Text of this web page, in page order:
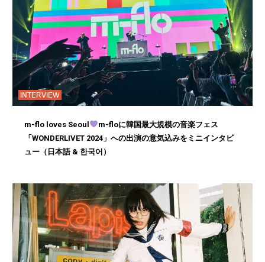
INTERVIEW
m-flo loves Seoul
m-floに韓国最大規模の音楽フェス
「WONDERLIVET 2024」への出演の意気込みをミニインタビ
ュー（日本語 & 한국어）